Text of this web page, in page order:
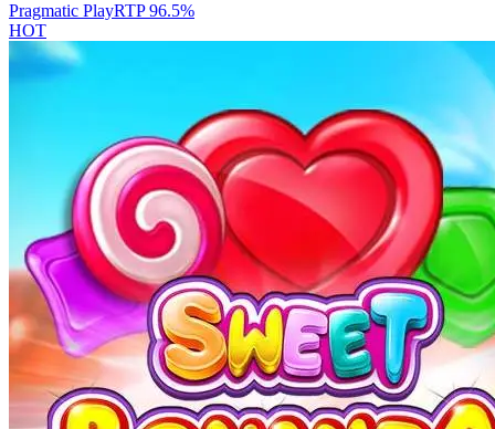
Pragmatic PlayRTP96.5%
HOT